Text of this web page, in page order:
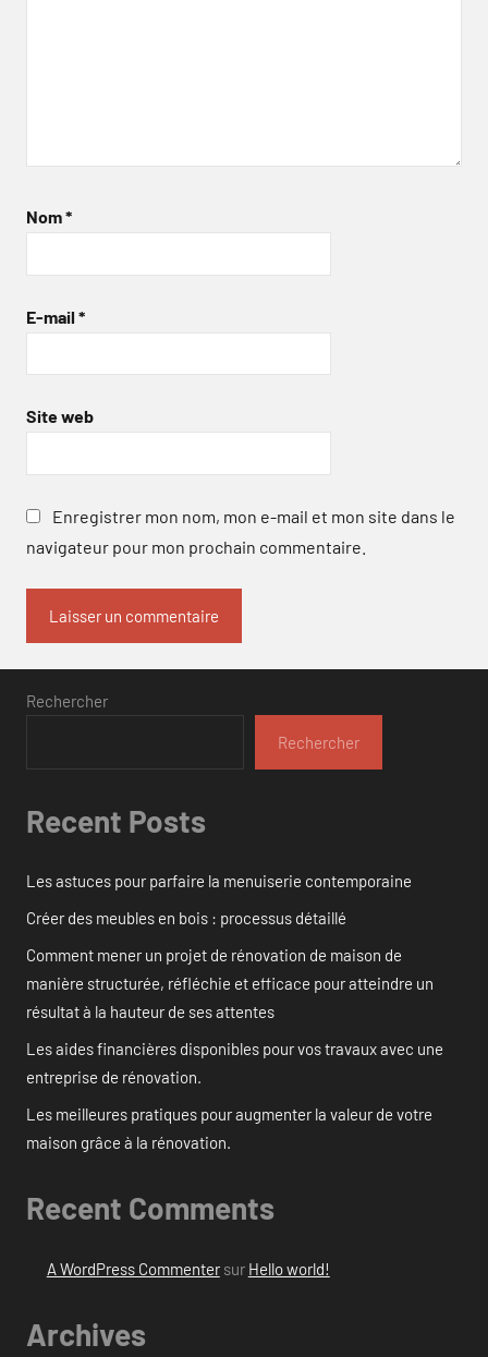
Nom*
E-mail *
Site web
Enregistrer mon nom, mon e-mail et mon site dans le
navigateur pour mon prochain commentaire.
Rechercher
Rechercher
Recent Posts
Les astuces pour parfaire la menuiserie contemporaine
Créer des meubles en bois : processus détaillé
Comment mener un projet de rénovation de maison de
manière structurée, réfléchie et efficace pour atteindre un
résultat à la hauteur de ses attentes
Les aides financières disponibles pour vos travaux avec une
entreprise de rénovation.
Les meilleures pratiques pour augmenter la valeur de votre
maison grâce à la rénovation.
Recent Comments
A WordPress Commentersur Hello world!
Archives